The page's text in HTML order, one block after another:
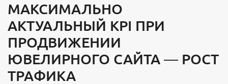
МАКСИМАЛЬНО
АКТУАЛЬНЫЙ KPI ПРИ
ПРОДВИЖЕНИИ
ЮВЕЛИРНОГО САЙТА — РОСТ
ТРАФИКА